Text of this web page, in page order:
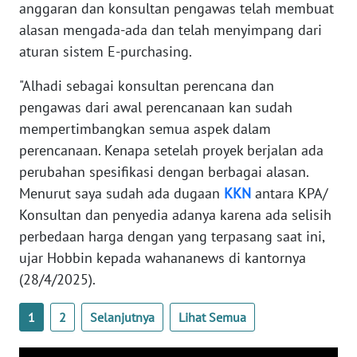
anggaran dan konsultan pengawas telah membuat
alasan mengada-ada dan telah menyimpang dari
aturan sistem E-purchasing.
"Alhadi sebagai konsultan perencana dan
pengawas dari awal perencanaan kan sudah
mempertimbangkan semua aspek dalam
perencanaan. Kenapa setelah proyek berjalan ada
perubahan spesifikasi dengan berbagai alasan.
Menurut saya sudah ada dugaan KKN antara KPA/
Konsultan dan penyedia adanya karena ada selisih
perbedaan harga dengan yang terpasang saat ini,
ujar Hobbin kepada wahananews di kantornya
(28/4/2025).
1 2 Selanjutnya Lihat Semua
WN
KALTARA
WN
KALSEL
WN
KALTIM
SULSEL
WN
GORONTALO
WN